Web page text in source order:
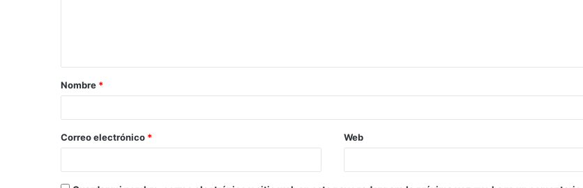
a
r
*
Nombre *
Correo electrónico * Web